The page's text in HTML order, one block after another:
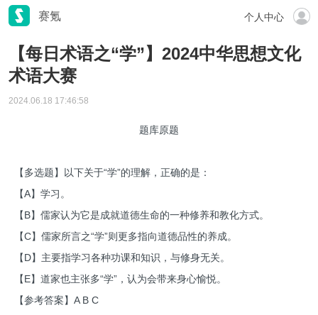
赛氪 个人中心
【每日术语之“学”】2024中华思想文化
术语大赛
2024.06.18 17:46:58
题库原题
【多选题】以下关于“学”的理解，正确的是：
【A】学习。
【B】儒家认为它是成就道德生命的一种修养和教化方式。
【C】儒家所言之“学”则更多指向道德品性的养成。
【D】主要指学习各种功课和知识，与修身无关。
【E】道家也主张多“学”，认为会带来身心愉悦。
【参考答案】A B C